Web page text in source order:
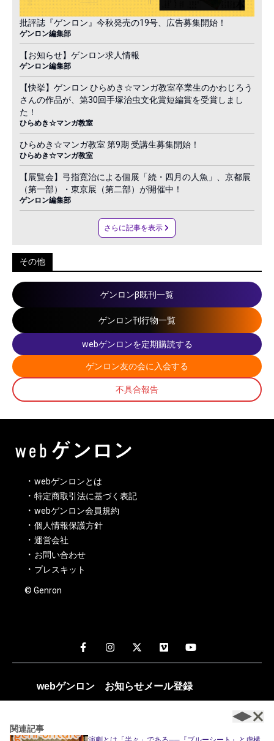
批評誌『ゲンロン』今秋発売の19号、広告募集開始！
ゲンロン編集部
【お知らせ】ゲンロン求人情報
ゲンロン編集部
【快挙】ゲンロン ひらめき☆マンガ教室卒業生のかわじろう
さんの作品が、第30回手塚治虫文化賞短編賞を受賞しまし
た！
ひらめき☆マンガ教室
ひらめき☆マンガ教室 第9期 受講生募集開始！
ひらめき☆マンガ教室
【展覧会】弓指寛治による個展「続・四月の人魚」、京都展
（第一部）・東京展（第二部）が開催中！
ゲンロン編集部
さらに記事を表示
その他
ゲンロンβ既刊一覧
ゲンロン刊行物一覧
webゲンロンを定期購読する
ゲンロン友の会に入会する
不具合報告
関連記事
webゲンロンとは
特定商取引法に基づく表記
webゲンロン会員規約
個人情報保護方針
運営会社
お問い合わせ
プレスキット
© Genron
webゲンロン お知らせメール登録